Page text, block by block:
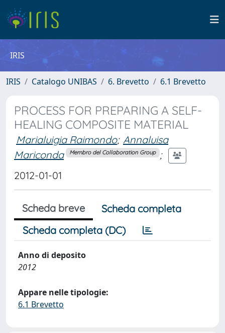
IRIS
IRIS Catalogo UNIBAS 6. Brevetto 6.1 Brevetto
PROCESS FOR PREPARING A SELF-
HEALING COMPOSITE MATERIAL
Marialuigia Raimondo; Annaluisa
Mariconda
Membro del Collaboration Group ;
2012-01-01
Scheda breve
Scheda completa
Scheda completa (DC)
Anno di deposito
2012
Appare nelle tipologie:
6.1 Brevetto